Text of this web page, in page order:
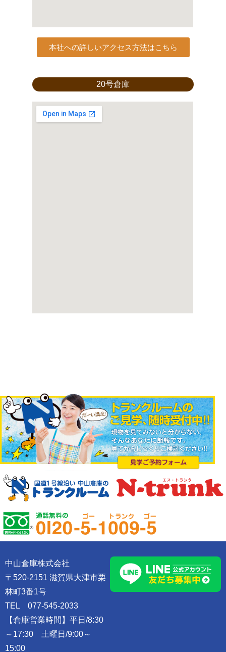
本社への詳しいアクセス方法はこちら
20号倉庫
中山倉庫株式会社
〒520-2151 滋賀県大津市栗
林町3番1号
TEL 077-545-2033
【倉庫営業時間】平日/8:30
～17:30 土曜日/9:00～
15:00